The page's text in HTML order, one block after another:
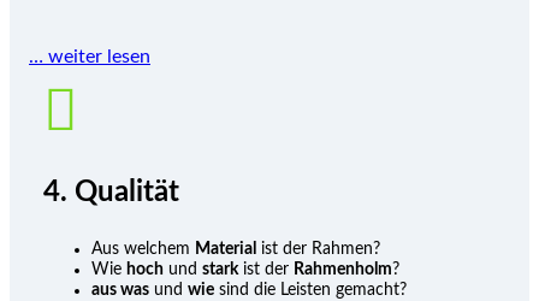
… weiter lesen

4. Qualität
Aus welchem Material ist der Rahmen?
Wie hoch und starkist der Rahmenholm ?
aus was und wie sind die Leisten gemacht?